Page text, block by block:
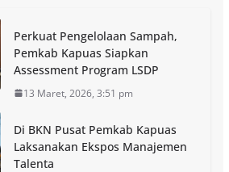
Perkuat Pengelolaan Sampah,
Pemkab Kapuas Siapkan
Assessment Program LSDP
13 Maret, 2026, 3:51 pm
Di BKN Pusat Pemkab Kapuas
Laksanakan Ekspos Manajemen
Talenta